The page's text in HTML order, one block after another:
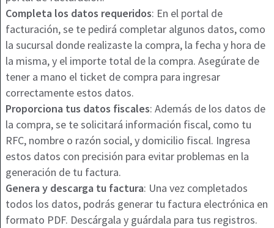
Completa los datos requeridos: En el portal de
facturación, se te pedirá completar algunos datos, como
la sucursal donde realizaste la compra, la fecha y hora de
la misma, y el importe total de la compra. Asegúrate de
tener a mano el ticket de compra para ingresar
correctamente estos datos.
Proporciona tus datos fiscales: Además de los datos de
la compra, se te solicitará información fiscal, como tu
RFC, nombre o razón social, y domicilio fiscal. Ingresa
estos datos con precisión para evitar problemas en la
generación de tu factura.
Genera y descarga tu factura: Una vez completados
todos los datos, podrás generar tu factura electrónica en
formato PDF. Descárgala y guárdala para tus registros.